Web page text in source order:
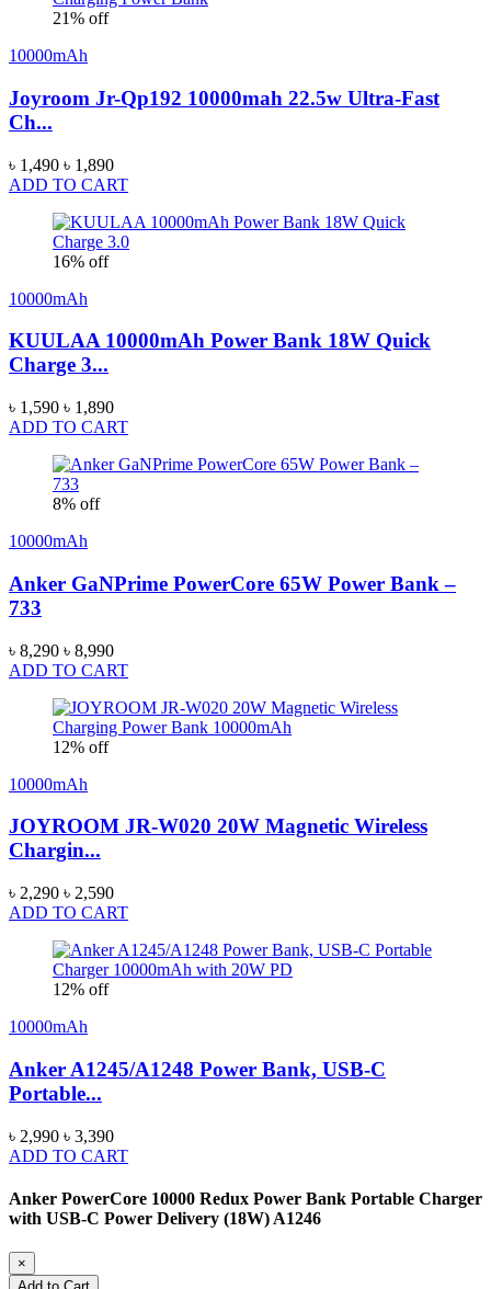
21% off
10000mAh
Joyroom Jr-Qp192 10000mah 22.5w Ultra-Fast
Ch...
৳ 1,490 ৳ 1,890
ADD TO CART
16% off
10000mAh
KUULAA 10000mAh Power Bank 18W Quick
Charge 3...
৳ 1,590 ৳ 1,890
ADD TO CART
8% off
10000mAh
Anker GaNPrime PowerCore 65W Power Bank –
733
৳ 8,290 ৳ 8,990
ADD TO CART
12% off
10000mAh
JOYROOM JR-W020 20W Magnetic Wireless
Chargin...
৳ 2,290 ৳ 2,590
ADD TO CART
12% off
10000mAh
Anker A1245/A1248 Power Bank, USB-C
Portable...
৳ 2,990 ৳ 3,390
ADD TO CART
Anker PowerCore 10000 Redux Power Bank Portable Charger
with USB-C Power Delivery (18W) A1246
×